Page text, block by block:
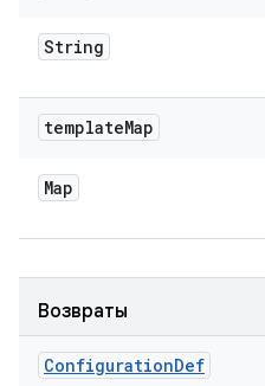
String
templateMap
Map
Возвраты
ConfigurationDef